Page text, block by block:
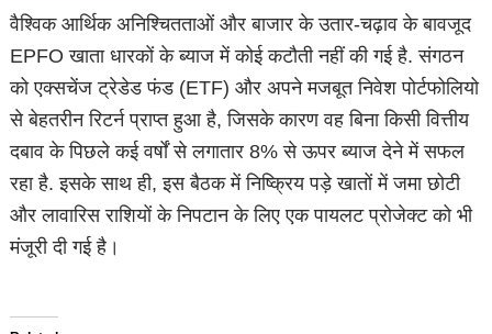
वैश्विक आर्थिक अनिश्चितताओं और बाजार के उतार-चढ़ाव के बावजूद
EPFO खाता धारकों के ब्याज में कोई कटौती नहीं की गई है. संगठन
को एक्सचेंज ट्रेडेड फंड (ETF) और अपने मजबूत निवेश पोर्टफोलियो
से बेहतरीन रिटर्न प्राप्त हुआ है, जिसके कारण वह बिना किसी वित्तीय
दबाव के पिछले कई वर्षों से लगातार 8% से ऊपर ब्याज देने में सफल
रहा है. इसके साथ ही, इस बैठक में निष्क्रिय पड़े खातों में जमा छोटी
और लावारिस राशियों के निपटान के लिए एक पायलट प्रोजेक्ट को भी
मंजूरी दी गई है।